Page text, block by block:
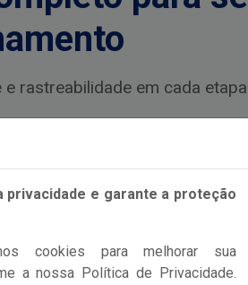
rastreabilidade em cada
privacidade e garante a proteção
cookies para melhorar sua
a nossa Política de Privacidade.